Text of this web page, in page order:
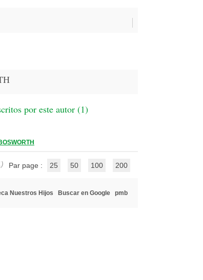
por este autor (1)
Par page : 25 50 100 200
Nuestros Hijos Buscar en Google pmb